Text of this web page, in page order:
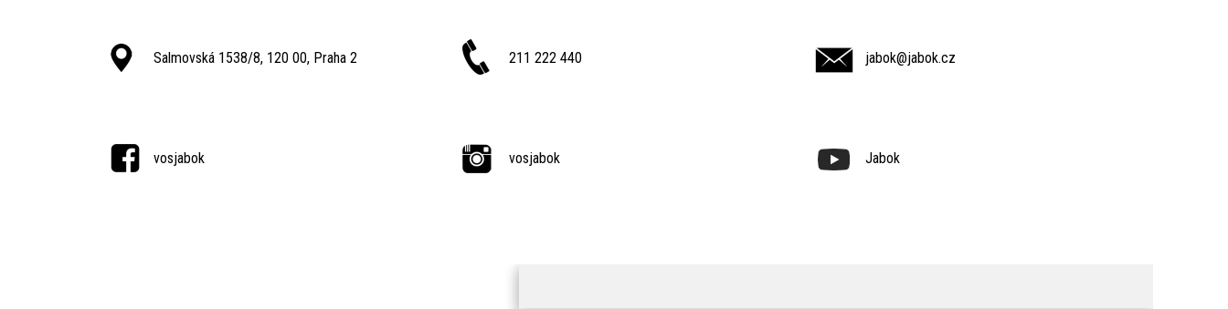
Salmovská 1538/8, 120 00, Praha 2 211 222 440 jabok@jabok.cz
vosjabok vosjabok Jabok